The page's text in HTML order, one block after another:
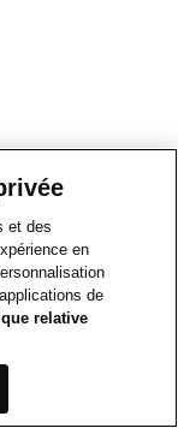
et des
en
de
relative